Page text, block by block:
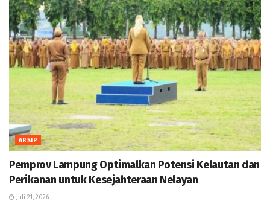
ARSIP
Pemprov Lampung Optimalkan Potensi Kelautan dan
Perikanan untuk Kesejahteraan Nelayan
Juli 21, 2026